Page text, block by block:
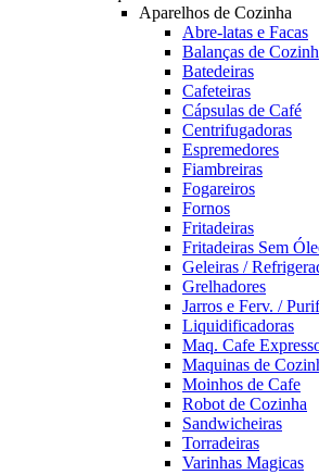
Aparelhos de Cozinha
Abre-latas e Facas
Balanças de
Batedeiras
Cafeteiras
Cápsulas de Café
Centrifugadoras
Espremedores
Fiambreiras
Fogareiros
Fornos
Fritadeiras
Fritadeiras Sem
Geleiras /
Grelhadores
Jarros e Ferv. /
Liquidificadoras
Maq. Cafe
Maquinas de
Moinhos de Cafe
Robot de Cozinha
Sandwicheiras
Torradeiras
Varinhas Magicas